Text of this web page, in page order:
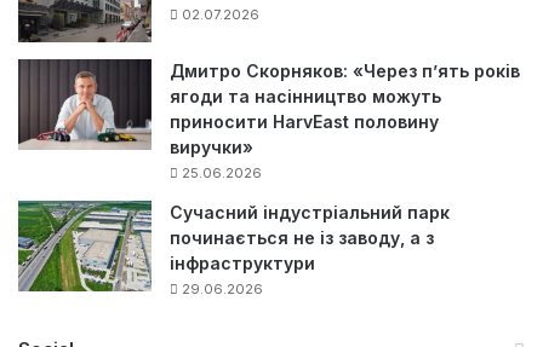
02.07.2026
Дмитро Скорняков: «Через п’ять років
ягоди та насінництво можуть
приносити HarvEast половину
виручки»
25.06.2026
Сучасний індустріальний парк
починається не із заводу, а з
інфраструктури
29.06.2026